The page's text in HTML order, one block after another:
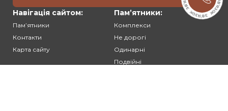
Навігація сайтом:
Памʼятники
Контакти
Карта сайту
Памʼятники:
Комплекси
Не дорогі
Одинарні
Подвійні